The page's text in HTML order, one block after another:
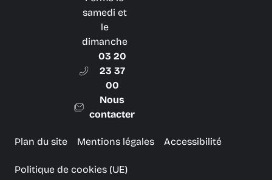
samedi et
le
dimanche
03 20
23 37
00
Nous
contacter
Plan du site Mentions légales Accessibilité
Politique de cookies (UE)